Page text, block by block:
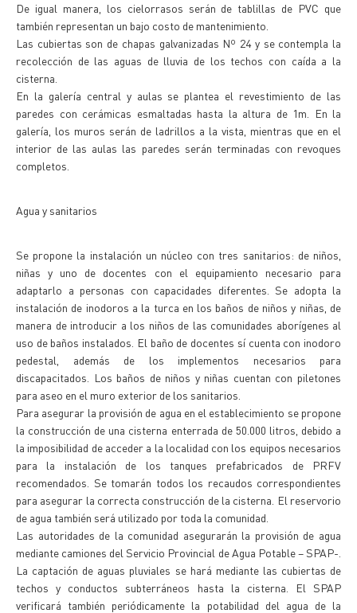
De igual manera, los cielorrasos serán de tablillas de PVC que
también representan un bajo costo de mantenimiento.
Las cubiertas son de chapas galvanizadas Nº 24 y se contempla la
recolección de las aguas de lluvia de los techos con caída a la
cisterna.
En la galería central y aulas se plantea el revestimiento de las
paredes con cerámicas esmaltadas hasta la altura de 1m. En la
galería, los muros serán de ladrillos a la vista, mientras que en el
interior de las aulas las paredes serán terminadas con revoques
completos.
Agua y sanitarios
Se propone la instalación un núcleo con tres sanitarios: de niños,
niñas y uno de docentes con el equipamiento necesario para
adaptarlo a personas con capacidades diferentes. Se adopta la
instalación de inodoros a la turca en los baños de niños y niñas, de
manera de introducir a los niños de las comunidades aborígenes al
uso de baños instalados. El baño de docentes sí cuenta con inodoro
pedestal, además de los implementos necesarios para
discapacitados. Los baños de niños y niñas cuentan con piletones
para aseo en el muro exterior de los sanitarios.
Para asegurar la provisión de agua en el establecimiento se propone
la construcción de una cisterna enterrada de 50.000 litros, debido a
la imposibilidad de acceder a la localidad con los equipos necesarios
para la instalación de los tanques prefabricados de PRFV
recomendados. Se tomarán todos los recaudos correspondientes
para asegurar la correcta construcción de la cisterna. El reservorio
de agua también será utilizado por toda la comunidad.
Las autoridades de la comunidad asegurarán la provisión de agua
mediante camiones del Servicio Provincial de Agua Potable – SPAP-.
La captación de aguas pluviales se hará mediante las cubiertas de
techos y conductos subterráneos hasta la cisterna. El SPAP
verificará también periódicamente la potabilidad del agua de la